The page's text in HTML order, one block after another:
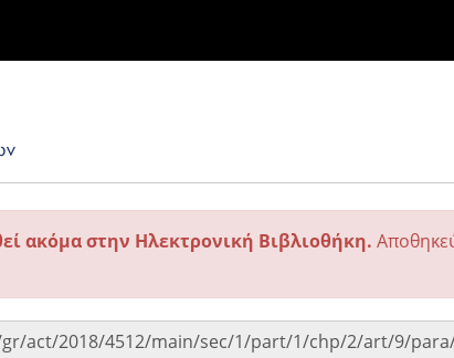
ακόμα στην Ηλεκτρονική Βιβλιοθήκη.